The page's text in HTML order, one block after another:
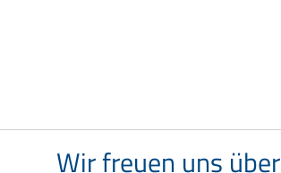
Wir freuen uns über